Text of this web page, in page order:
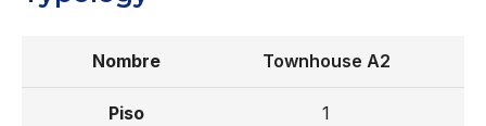
Townhouse A2
1